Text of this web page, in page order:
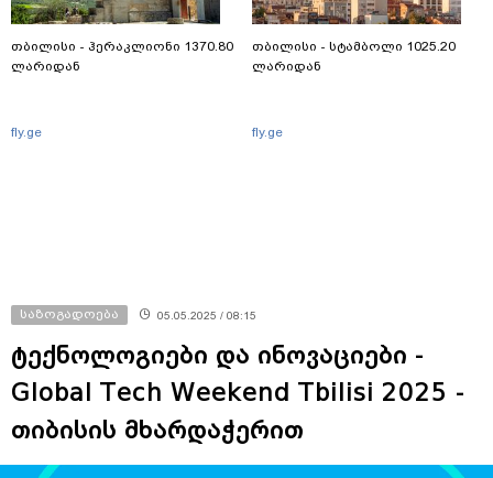
თბილისი - ჰერაკლიონი 1370.80
ლარიდან
fly.ge
თბილისი - სტამბოლი 1025.20
ლარიდან
fly.ge
საზოგადოება 05.05.2025 / 08:15
ტექნოლოგიები და ინოვაციები -
Global Tech Weekend Tbilisi 2025 -
თიბისის მხარდაჭერით